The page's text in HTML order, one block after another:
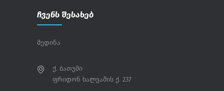
ჩვენს შესახებ
მედინა
ქ. ბათუმი
ფრიდონ ხალვაშის ქ. 237